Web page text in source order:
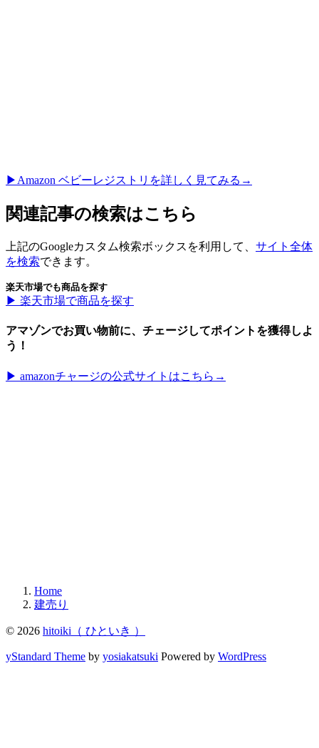
▶︎Amazon ベビーレジストリを詳しく見てみる→
関連記事の検索はこちら
上記のGoogleカスタム検索ボックスを利用して、 サイト全体
を検索できます。
楽天市場でも商品を探す
▶︎ 楽天市場で商品を探す
アマゾンでお買い物前に、チェージしてポイントを獲得しよ
う！
▶︎ amazonチャージの公式サイトはこちら→
Home
建売り
© 2026 hitoiki（ ひといき ）
yStandard Theme by yosiakatsuki Powered by WordPress